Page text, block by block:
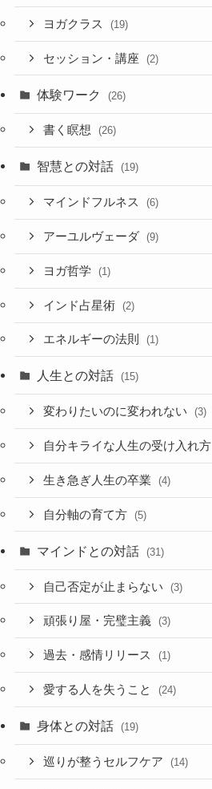
ヨガクラス (19)
セッション・講座 (2)
体験ワーク (26)
書く瞑想 (26)
智慧との対話 (19)
マインドフルネス (6)
アーユルヴェーダ (9)
ヨガ哲学 (1)
インド占星術 (2)
エネルギーの法則 (1)
人生との対話 (15)
変わりたいのに変われない (3)
自分キライな人生の受け入れ方
生き急ぎ人生の卒業 (4)
自分軸の育て方 (5)
マインドとの対話 (31)
自己否定が止まらない (3)
頑張り屋・完璧主義 (3)
過去・感情リリース (1)
愛する人を失うこと (24)
身体との対話 (19)
巡りが整うセルフケア (14)